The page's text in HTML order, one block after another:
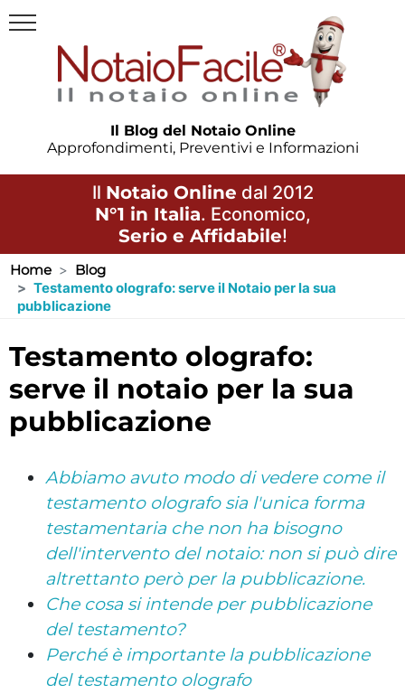
Il Blog del Notaio Online
Approfondimenti, Preventivi e Informazioni
Il Notaio Online dal 2012
N°1 in Italia. Economico,
Serio e Affidabile!
Home
Blog
Testamento olografo: serve il Notaio per la sua
pubblicazione
testamento olografo:
serve il notaio per la sua
pubblicazione
Abbiamo avuto modo di vedere come il
testamento olografo sia l'unica forma
testamentaria che non ha bisogno
dell'intervento del notaio: non si può dire
altrettanto però per la pubblicazione.
Che cosa si intende per pubblicazione
del testamento?
Perché è importante la pubblicazione
del testamento olografo